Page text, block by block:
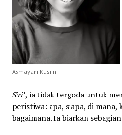
Asmayani Kusrini
Siri’, ia tidak tergoda untuk
peristiwa: apa, siapa, di mana,
bagaimana. Ia biarkan